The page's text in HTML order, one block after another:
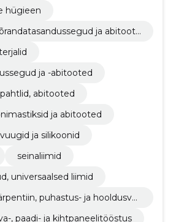
hügieen
ja abitoote
ja -abitooted
abitooted
ja abitooted
ja silikoonid
seinaliimid
universaalsed liimid
puhastus- ja hooldusva
, paadi- ja kihtpaneelitööstus